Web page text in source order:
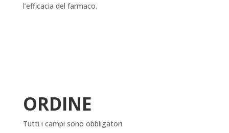
l’efficacia del farmaco.
ORDINE
Tutti i campi sono obbligatori